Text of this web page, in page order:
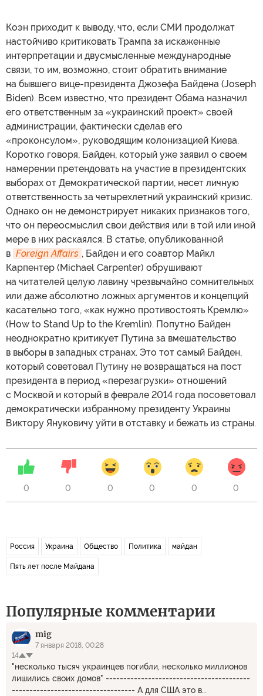
Коэн приходит к выводу, что, если СМИ продолжат
настойчиво критиковать Трампа за искаженные
интерпретации и двусмысленные международные
связи, то им, возможно, стоит обратить внимание
на бывшего вице-президента Джозефа Байдена (Joseph
Biden). Всем известно, что президент Обама назначил
его ответственным за «украинский проект» своей
администрации, фактически сделав его
«проконсулом», руководящим колонизацией Киева.
Коротко говоря, Байден, который уже заявил о своем
намерении претендовать на участие в президентских
выборах от Демократической партии, несет личную
ответственность за четырехлетний украинский кризис.
Однако он не демонстрирует никаких признаков того,
что он переосмыслил свои действия или в той или иной
мере в них раскаялся. В статье, опубликованной
в Foreign Affairs , Байден и его соавтор Майкл
Карпентер (Michael Carpenter) обрушивают
на читателей целую лавину чрезвычайно сомнительных
или даже абсолютно ложных аргументов и концепций
касательно того, «как нужно противостоять Кремлю»
(How to Stand Up to the Kremlin). Попутно Байден
неоднократно критикует Путина за вмешательство
в выборы в западных странах. Это тот самый Байден,
который советовал Путину не возвращаться на пост
президента в период «перезагрузки» отношений
с Москвой и который в феврале 2014 года посоветовал
демократически избранному президенту Украины
Виктору Януковичу уйти в отставку и бежать из страны.
0 0 0 0 0 0
Россия Украина Общество Политика майдан
Пять лет после Майдана
Популярные комментарии
mig
7 января 2018, 00:28
14
"несколько тысяч украинцев погибли, несколько миллионов
лишились своих домов" -----------------------------------------
----------------------------------- А для США это в